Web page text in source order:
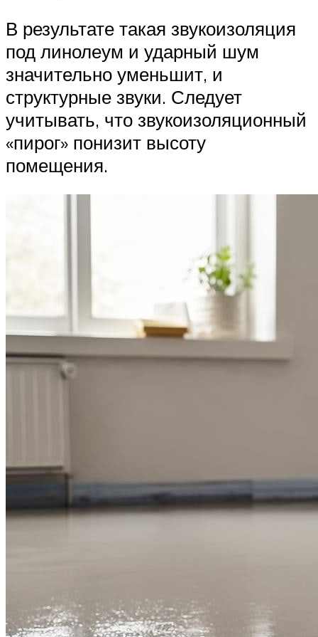
В результате такая звукоизоляция
под линолеум и ударный шум
значительно уменьшит, и
структурные звуки. Следует
учитывать, что звукоизоляционный
«пирог» понизит высоту
помещения.